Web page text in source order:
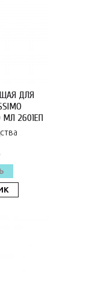
ДЛЯ
МЛ 2601ЕП